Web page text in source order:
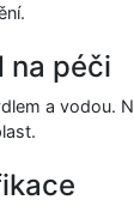
na péči
a vodou.